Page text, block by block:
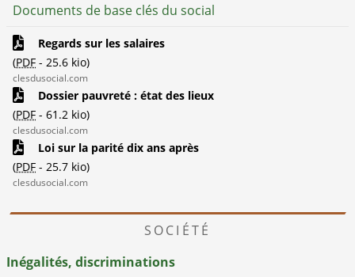
Documents de base clés du social
Regards sur les salaires
(PDF - 25.6 kio)
clesdusocial.com
Dossier pauvreté : état des lieux
(PDF - 61.2 kio)
clesdusocial.com
Loi sur la parité dix ans après
(PDF - 25.7 kio)
clesdusocial.com
SOCIÉTÉ
Inégalités, discriminations